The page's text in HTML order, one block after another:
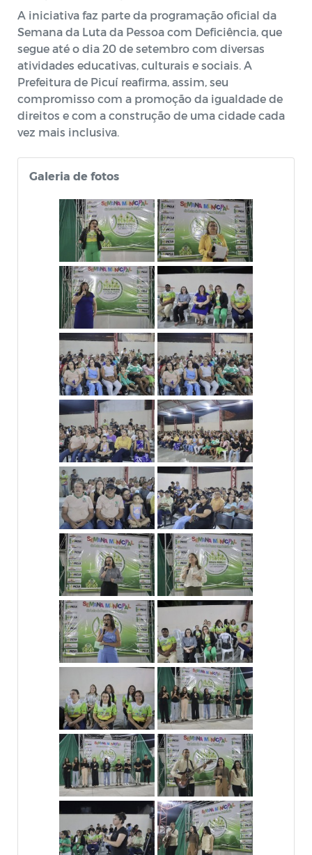
A iniciativa faz parte da programação oficial da
Semana da Luta da Pessoa com Deficiência, que
segue até o dia 20 de setembro com diversas
atividades educativas, culturais e sociais. A
Prefeitura de Picuí reafirma, assim, seu
compromisso com a promoção da igualdade de
direitos e com a construção de uma cidade cada
vez mais inclusiva.
Galeria de fotos